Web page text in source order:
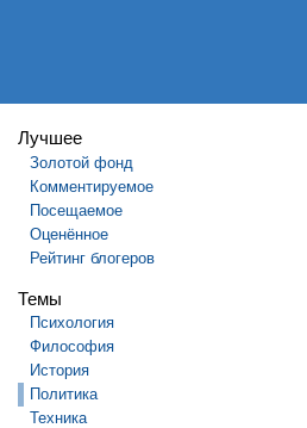
Лучшее
Золотой фонд
Комментируемое
Посещаемое
Оценённое
Рейтинг блогеров
Темы
Психология
Философия
История
Политика
Техника